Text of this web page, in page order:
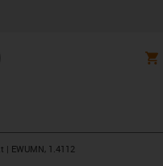
EWUMN, 1.4112